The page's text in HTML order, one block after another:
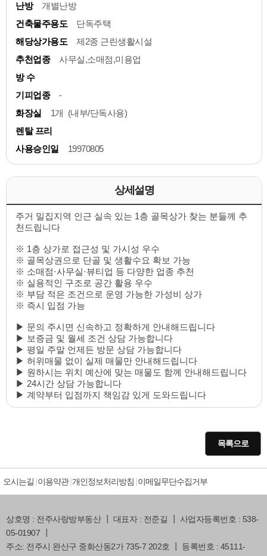
난방
개별난방
건축물주용도
단독주택
해당상가용도
제2종 근린생활시설
추천업종
사무실,소매점,미용업
방 수
기피업종
-
화장실
1개 (내부/단독사용)
렌탈 프리
사용승인일
19970805
상세설명
주거 밀집지역 인근 실속 있는 1층 골목상가 찾는 분들께 추
천드립니다
※ 1층 상가로 접근성 및 가시성 우수
※ 골목상권으로 단골 및 생활수요 확보 가능
※ 소매점·사무실·뷰티업 등 다양한 업종 추천
※ 실용적인 구조로 공간 활용 우수
※ 부담 적은 조건으로 운영 가능한 가성비 상가
※ 즉시 입점 가능
▶ 문의 주시면 신속하고 정확하게 안내해드립니다
▶ 보증금 및 월세 조건 상담 가능합니다
▶ 평일 주말 언제든 방문 상담 가능합니다
▶ 허위매물 없이 실제 매물만 안내해드립니다
▶ 원하시는 위치 예산에 맞는 매물도 함께 안내해드립니다
▶ 24시간 상담 가능합니다
▶ 계약부터 입점까지 책임감 있게 도와드립니다
목록으로
오시는길 이용약관 개인정보처리방침 이메일무단수집거부
상호명 : 전주사랑방부동산 ┃ 대표자 : 전준길 ┃ 사업자등록번호 : 538-
05-01907 ┃
주소: 전주시 완산구 중화산동2가 735-7 202호 ┃ 등록번호 : 45111-